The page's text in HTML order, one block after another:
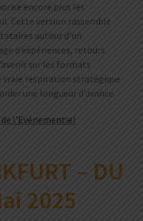
encore plus les
Cette version rassemble
autour d’un
d’expériences, retours
sur les formats
vraie respiration stratégique
une longueur d’avance.
de l’Evénementiel
– DU
2025